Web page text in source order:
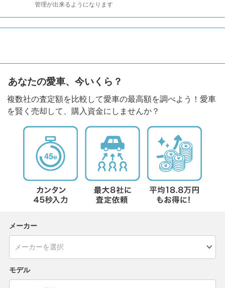
管理が出来るようになります
あなたの愛車、今いくら？
複数社の査定額を比較して愛車の最高額を調べよう！愛車
を賢く売却して、購入資金にしませんか？
メーカー
モデル